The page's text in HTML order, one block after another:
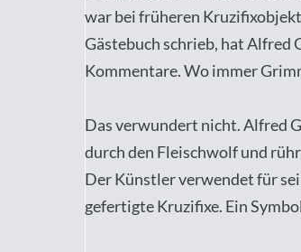
war bei früheren
Gästebuch schrieb, hat Alfred
Kommentare. Wo immer
Das verwundert nicht. Alfred
durch den Fleischwolf und
Der Künstler verwendet für
gefertigte Kruzifixe. Ein